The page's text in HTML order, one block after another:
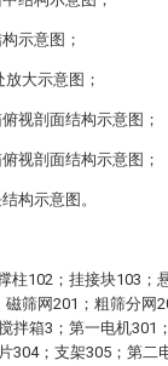
示意图；
大示意图；
视剖面结构示意图；
视剖面结构示意图；
构示意图。
柱102；挂接块103；
筛网201；粗筛分网
拌箱3；第一电机301
304；支架305；第二